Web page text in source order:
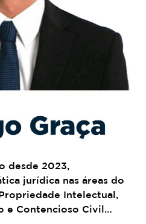
desde 2023,
jurídica nas áreas do
Intelectual,
Contencioso Civil…